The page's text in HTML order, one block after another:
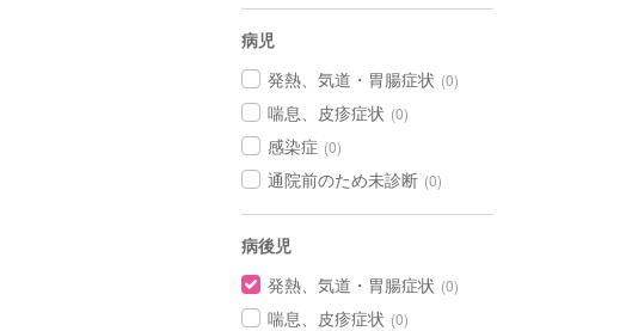
病児
発熱、気道・胃腸症状 (0)
喘息、皮疹症状 (0)
感染症 (0)
通院前のため未診断 (0)
病後児
発熱、気道・胃腸症状 (0)
喘息、皮疹症状 (0)